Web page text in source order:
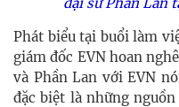
Phát biểu tại buổi làm
giám đốc EVN hoan
và Phần Lan với EVN
đặc biệt là những